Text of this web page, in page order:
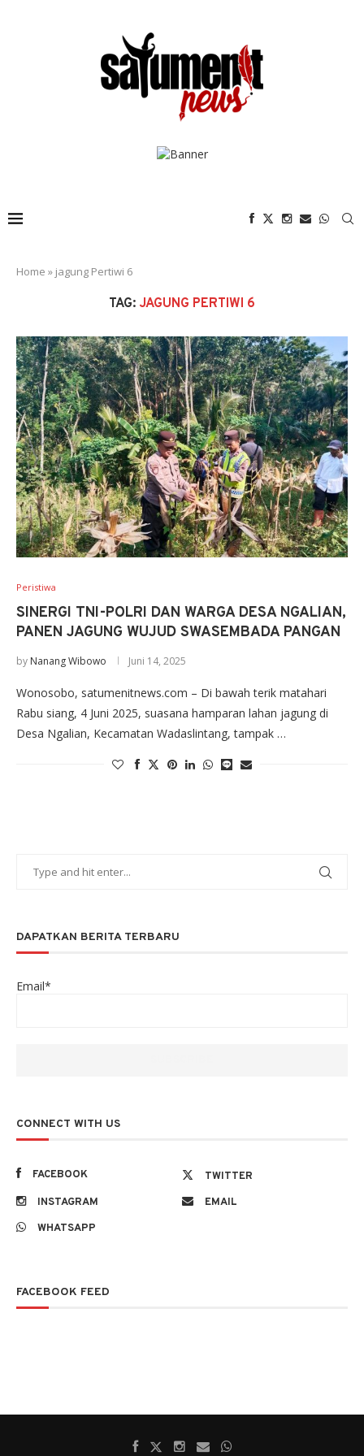
Home » jagung Pertiwi 6
TAG: JAGUNG PERTIWI 6
Peristiwa
SINERGI TNI-POLRI DAN WARGA DESA NGALIAN,
PANEN JAGUNG WUJUD SWASEMBADA PANGAN
by Nanang Wibowo Juni 14, 2025
Wonosobo, satumenitnews.com – Di bawah terik matahari
Rabu siang, 4 Juni 2025, suasana hamparan lahan jagung di
Desa Ngalian, Kecamatan Wadaslintang, tampak …
DAPATKAN BERITA TERBARU
Email*
CONNECT WITH US
FACEBOOK
TWITTER
INSTAGRAM
EMAIL
WHATSAPP
FACEBOOK FEED